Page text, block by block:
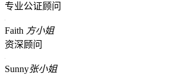
专业公证顾问
Faith 方小姐
资深顾问
Sunny张小姐